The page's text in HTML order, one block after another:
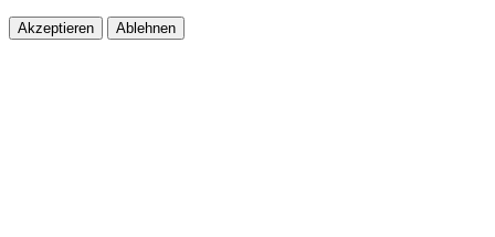
Akzeptieren Ablehnen